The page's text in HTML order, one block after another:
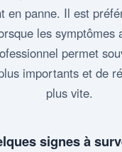
en panne. Il est
les symptômes
permet
importants et de
plus vite.
signes à